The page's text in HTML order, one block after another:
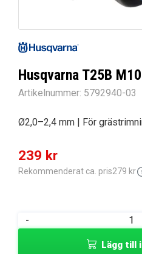
Husqvarna T25B
Artikelnummer: 5792940-03
Ø2,0–2,4 mm | För
Det
ursprungliga
279 kr.
239 kr
Det
nuvarande
239 kr.
Rekommenderat ca. pris279 kr
-
Husqvarna
Lägg till